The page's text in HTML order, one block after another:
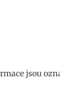
jsou